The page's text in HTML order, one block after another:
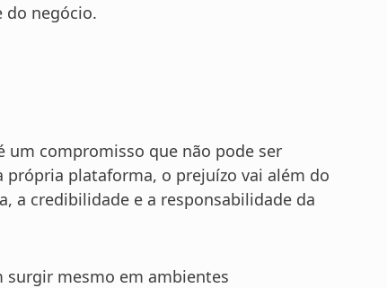
do negócio.
um compromisso que não pode ser
plataforma, o prejuízo vai além do
a credibilidade e a responsabilidade da
surgir mesmo em ambientes